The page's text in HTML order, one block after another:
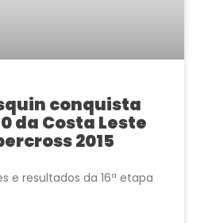
conquista
da Costa Leste
2015
e resultados da 16ª etapa